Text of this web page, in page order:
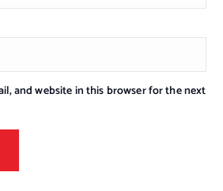
and website in this browser for the next